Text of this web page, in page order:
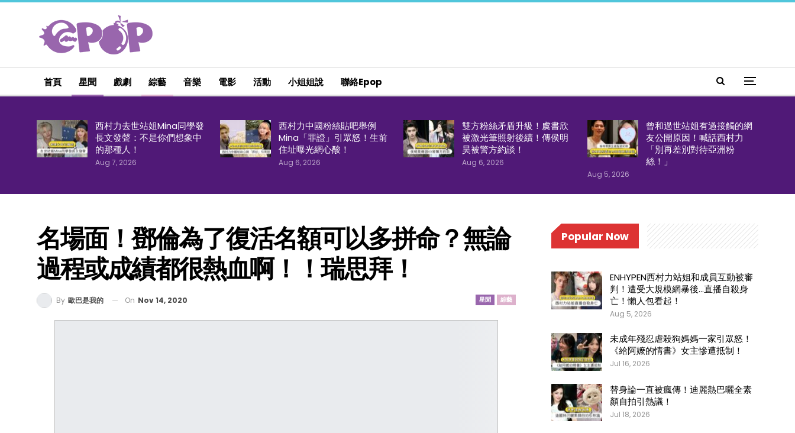
首頁 星聞 戲劇 綜藝 音樂 電影 活動 小姐姐說 聯絡epop
西村力去世站姐Mina同學發
長文發聲：不是你們想象中
的那種人！
Aug 7, 2026
西村力中國粉絲貼吧舉例
Mina「罪證」引眾怒！生前
住址曝光網心酸！
Aug 6, 2026
雙方粉絲矛盾升級！虞書欣
被激光筆照射後續！傳侯明
昊被警方約談！
Aug 6, 2026
曾和過世站姐有過接觸的網
友公開原因！喊話西村力
「別再差別對待亞洲粉
絲！」
Aug 5, 2026
名場面！鄧倫為了復活名額可以多拼命？無論
過程或成績都很熱血啊！！瑞思拜！
星聞 綜藝
By 歐巴是我的 On Nov 14, 2020
Popular Now
ENHYPEN西村力站姐和成員互動被審
判！遭受大規模網暴後…直播自殺身
亡！懶人包看起！
Aug 5, 2026
未成年殘忍虐殺狗媽媽一家引眾怒！
《給阿嬤的情書》女主慘遭抵制！
Jul 16, 2026
替身論一直被瘋傳！迪麗熱巴曬全素
顏自拍引熱議！
Jul 18, 2026